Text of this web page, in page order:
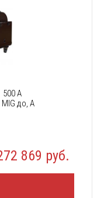
500 А
MIG до, А
869 руб.